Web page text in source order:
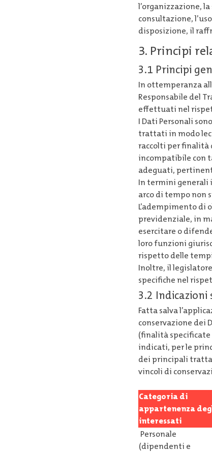
l’organizzazione,
consultazione,
disposizione, il
3. Principi
3.1 Principi
In ottemperanza
Responsabile del
effettuati nel
I Dati Personali
trattati in modo
raccolti per finalità
incompatibile con
adeguati,
In termini generali
arco di tempo non
L’adempimento di
previdenziale, in
esercitare o
loro funzioni
rispetto delle
Inoltre, il
specifiche nel
3.2
Fatta salva
conservazione dei
(finalità
indicati, per le
dei principali
vincoli di
Categoria di
appartenenza
interessati
Personale
(dipendenti e